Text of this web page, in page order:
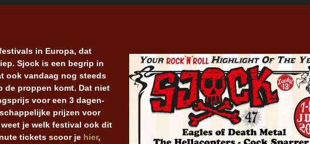
in Europa, dat
Sjock is een begrip in
ook vandaag nog steeds
de proppen komt. Dat niet
voor een 3 dagen-
prijzen voor
je welk festival ook dit
tickets scoor je hier,